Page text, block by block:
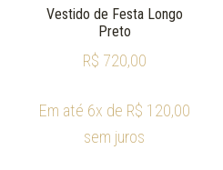
Vestido de Festa Longo
Preto
R$ 720,00
Em até 6x de R$ 120,00
sem juros